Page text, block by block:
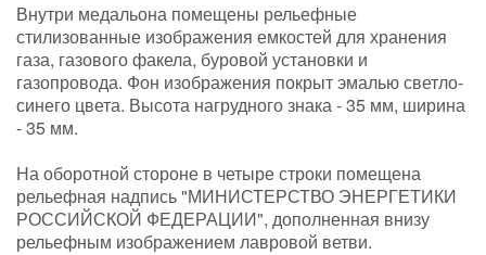
Внутри медальона помещены рельефные
стилизованные изображения емкостей для хранения
газа, газового факела, буровой установки и
газопровода. Фон изображения покрыт эмалью светло-
синего цвета. Высота нагрудного знака - 35 мм, ширина
- 35 мм.
На оборотной стороне в четыре строки помещена
рельефная надпись "МИНИСТЕРСТВО ЭНЕРГЕТИКИ
РОССИЙСКОЙ ФЕДЕРАЦИИ", дополненная внизу
рельефным изображением лавровой ветви.